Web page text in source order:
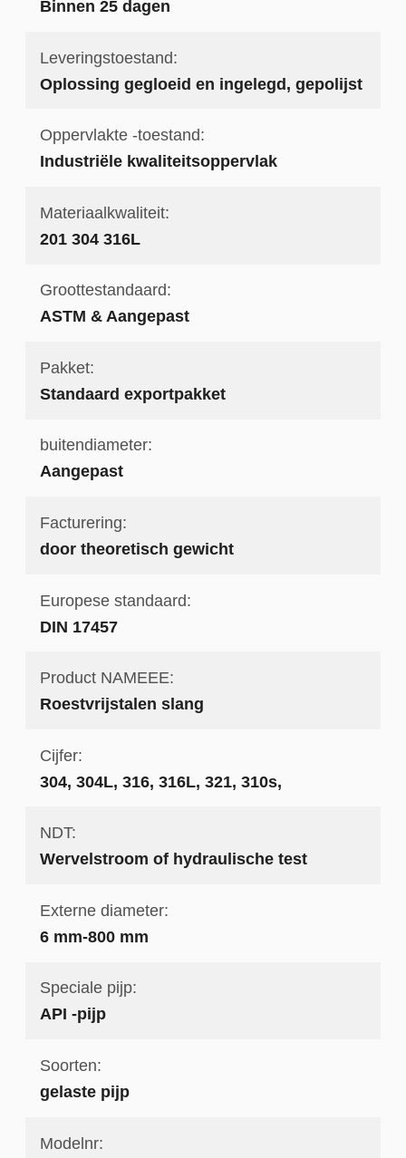
Binnen 25 dagen
Leveringstoestand:
Oplossing gegloeid en ingelegd, gepolijst
Oppervlakte -toestand:
Industriële kwaliteitsoppervlak
Materiaalkwaliteit:
201 304 316L
Groottestandaard:
ASTM & Aangepast
Pakket:
Standaard exportpakket
buitendiameter:
Aangepast
Facturering:
door theoretisch gewicht
Europese standaard:
DIN 17457
Product NAMEEE:
Roestvrijstalen slang
Cijfer:
304, 304L, 316, 316L, 321, 310s,
NDT:
Wervelstroom of hydraulische test
Externe diameter:
6 mm-800 mm
Speciale pijp:
API -pijp
Soorten:
gelaste pijp
Modelnr: